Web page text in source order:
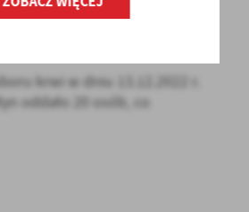
krwi w dniu 13.12.2022 r.
oddało 20 osób, co